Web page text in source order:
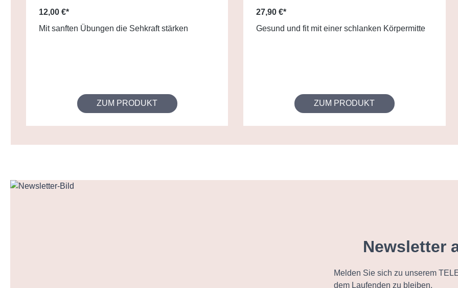
12,00 €*
Mit sanften Übungen die Sehkraft stärken
ZUM PRODUKT
27,90 €*
Gesund und fit mit einer schlanken Körpermitte
ZUM PRODUKT
Newsletter
Melden Sie sich zu unserem
dem Laufenden zu bleiben.